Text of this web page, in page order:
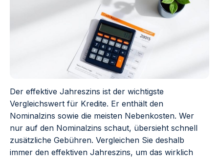
Der effektive Jahreszins ist der wichtigste
Vergleichswert für Kredite. Er enthält den
Nominalzins sowie die meisten Nebenkosten. Wer
nur auf den Nominalzins schaut, übersieht schnell
zusätzliche Gebühren. Vergleichen Sie deshalb
immer den effektiven Jahreszins, um das wirklich